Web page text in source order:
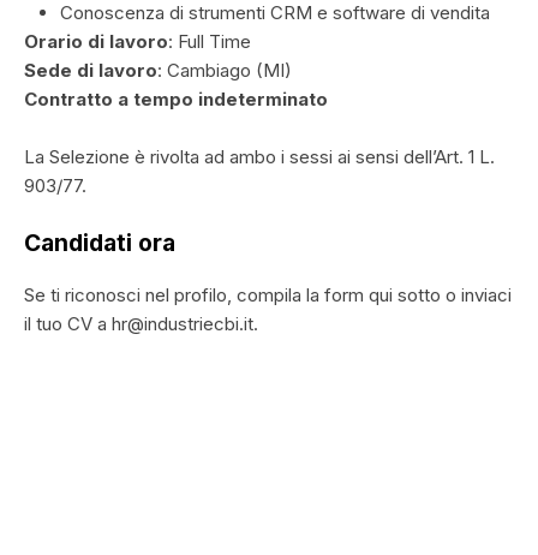
Conoscenza di strumenti CRM e software di vendita
Orario di lavoro: Full Time
Sede di lavoro: Cambiago (MI)
Contratto a tempo indeterminato
La Selezione è rivolta ad ambo i sessi ai sensi dell’Art. 1 L.
903/77.
Candidati ora
Se ti riconosci nel profilo, compila la form qui sotto o inviaci
il tuo CV a hr@industriecbi.it.